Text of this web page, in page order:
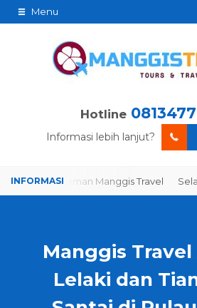
Menu
Hotline
Informasi lebih lanjut?
datang Teman Manggis Travel
Manggis Travel
Lelaki dan